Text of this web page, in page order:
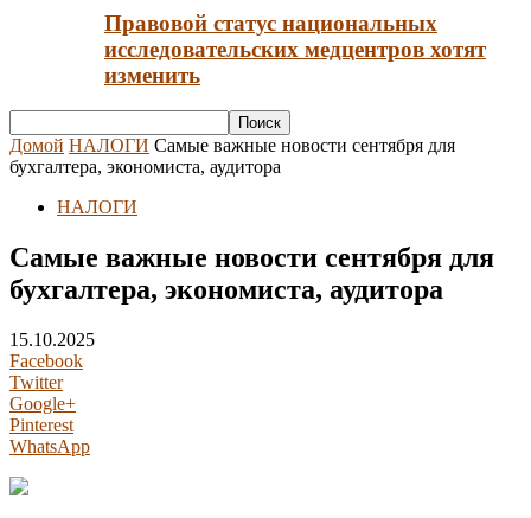
Правовой статус национальных
исследовательских медцентров хотят
изменить
Домой НАЛОГИ Самые важные новости сентября для
бухгалтера, экономиста, аудитора
НАЛОГИ
Самые важные новости сентября для
бухгалтера, экономиста, аудитора
15.10.2025
Facebook
Twitter
Google+
Pinterest
WhatsApp